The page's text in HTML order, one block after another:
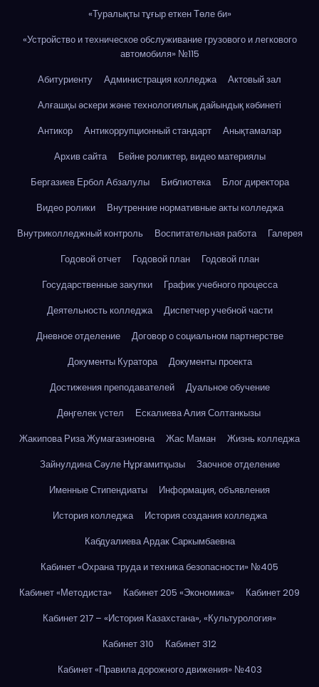
«Туралықты тұғыр еткен Төле би»
«Устройство и техническое обслуживание грузового и легкового
автомобиля» №115
Абитуриенту
Администрация колледжа
Актовый зал
Алғашқы әскери және технологиялық дайындық кәбинеті
Антикор
Антикоррупционный стандарт
Анықтамалар
Архив сайта
Бейне роликтер, видео материялы
Бергазиев Ербол Абзалулы
Библиотека
Блог директора
Видео ролики
Внутренние нормативные акты колледжа
Внутриколледжный контроль
Воспитательная работа
Галерея
Годовой отчет
Годовой план
Годовой план
Государственные закупки
График учебного процесса
Деятельность колледжа
Диспетчер учебной части
Дневное отделение
Договор о социальном партнерстве
Документы Куратора
Документы проекта
Достижения преподавателей
Дуальное обучение
Дөңгелек үстел
Ескалиева Алия Солтанкызы
Жакипова Риза Жумагазиновна
Жас Маман
Жизнь колледжа
Зайнулдина Сәуле Нұрғамитқызы
Заочное отделение
Именные Стипендиаты
Информация, объявления
История колледжа
История создания колледжа
Кабдуалиева Ардак Саркымбаевна
Кабинет «Охрана труда и техника безопасности» №405
Кабинет «Методиста»
Кабинет 205 «Экономика»
Кабинет 209
Кабинет 217 – «История Казахстана», «Культурология»
Кабинет 310
Кабинет 312
Кабинет «Правила дорожного движения» №403